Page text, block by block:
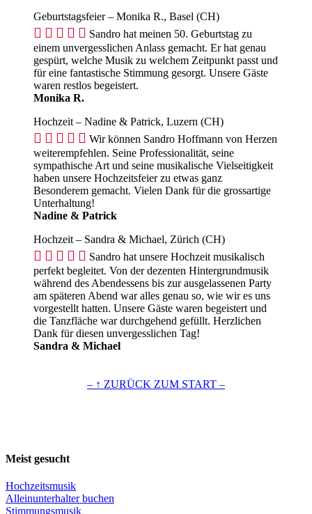
Geburtstagsfeier – Monika R., Basel (CH)
     Sandro hat meinen 50. Geburtstag zu
einem unvergesslichen Anlass gemacht. Er hat genau
gespürt, welche Musik zu welchem Zeitpunkt passt und
für eine fantastische Stimmung gesorgt. Unsere Gäste
waren restlos begeistert.
Monika R.
Hochzeit – Nadine & Patrick, Luzern (CH)
     Wir können Sandro Hoffmann von Herzen
weiterempfehlen. Seine Professionalität, seine
sympathische Art und seine musikalische Vielseitigkeit
haben unsere Hochzeitsfeier zu etwas ganz
Besonderem gemacht. Vielen Dank für die grossartige
Unterhaltung!
Nadine & Patrick
Hochzeit – Sandra & Michael, Zürich (CH)
     Sandro hat unsere Hochzeit musikalisch
perfekt begleitet. Von der dezenten Hintergrundmusik
während des Abendessens bis zur ausgelassenen Party
am späteren Abend war alles genau so, wie wir es uns
vorgestellt hatten. Unsere Gäste waren begeistert und
die Tanzfläche war durchgehend gefüllt. Herzlichen
Dank für diesen unvergesslichen Tag!
Sandra & Michael
– ↑ ZURÜCK ZUM START –
Meist gesucht
Hochzeitsmusik
Alleinunterhalter buchen
Stimmungsmusik